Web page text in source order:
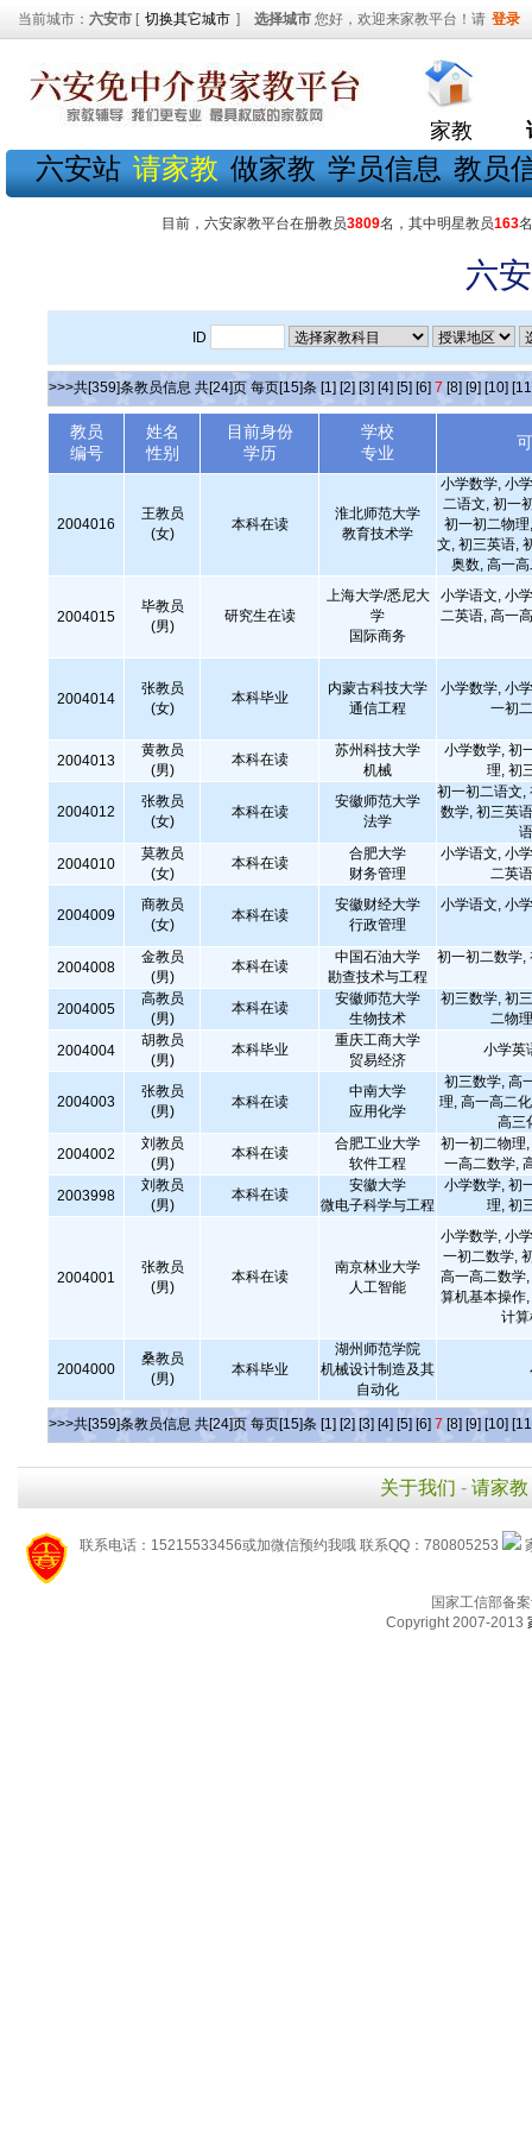
当前城市： 六安市 [ 切换其它城市 ] 选择城市 您好，欢迎来家教平台！请 登录
家教
六安站 请家教 做家教 学员信息 教员
目前，六安家教平台在册教员3809名，其中明星教员163
六
ID
>>>共[359]条教员信息 共[24]页 每页[15]条 [1] [2] [3] [4] [5] [6] 7 [8] [9] [10]
教员
编号
姓名
性别
目前身份
学历
学校
专业
2004016
王教员
(女)
本科在读
淮北师范大学
教育技术学
小学数学, 小
二语文, 初一
初一初二物
文, 初三英语,
奥数, 高一
2004015
毕教员
(男)
研究生在读
上海大学/悉尼大
学
国际商务
小学语文, 小
二英语, 高一
2004014
张教员
(女)
本科毕业
内蒙古科技大学
通信工程
小学数学, 小
一初
2004013
黄教员
(男)
本科在读
苏州科技大学
机械
小学数学, 初
理, 初
2004012
张教员
(女)
本科在读
安徽师范大学
法学
初一初二语文,
数学, 初三英
2004010
莫教员
(女)
本科在读
合肥大学
财务管理
小学语文, 小
二英
2004009
商教员
(女)
本科在读
安徽财经大学
行政管理
小学语文, 小
2004008
金教员
(男)
本科在读
中国石油大学
勘查技术与工程
初一初二数学,
2004005
高教员
(男)
本科在读
安徽师范大学
生物技术
初三数学, 初
二物
2004004
胡教员
(男)
本科毕业
重庆工商大学
贸易经济
小学英
2004003
张教员
(男)
本科在读
中南大学
应用化学
初三数学, 高
理, 高一高二
高三
2004002
刘教员
(男)
本科在读
合肥工业大学
软件工程
初一初二物理
一高二数学,
2003998
刘教员
(男)
本科在读
安徽大学
微电子科学与工程
小学数学, 初
理, 初
2004001
张教员
(男)
本科在读
南京林业大学
人工智能
小学数学, 小
一初二数学,
高一高二数学
算机基本操作
计
2004000
桑教员
(男)
本科毕业
湖州师范学院
机械设计制造及其
自动化
>>>共[359]条教员信息 共[24]页 每页[15]条 [1] [2] [3] [4] [5] [6] 7 [8] [9] [10]
关于我们 - 请家教
联系电话：15215533456或加微信预约我哦 联系QQ：780805253
国家工信部备
Copyright 2007-2013